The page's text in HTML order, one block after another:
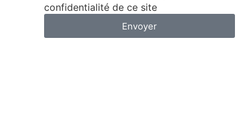
confidentialité de ce site
Envoyer